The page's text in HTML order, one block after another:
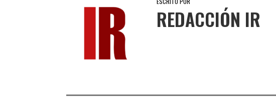
REDACCIÓN IR